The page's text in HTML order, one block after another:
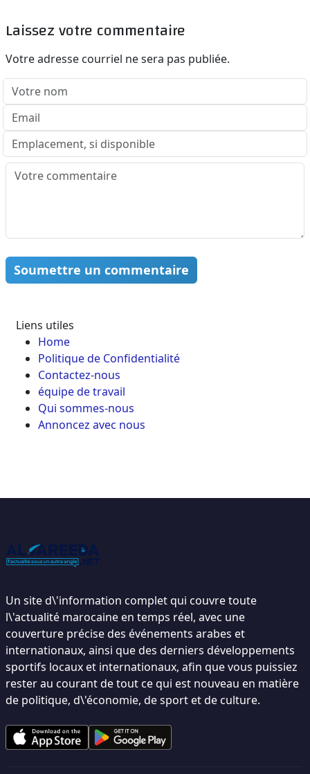
Laissez votre commentaire
Votre adresse courriel ne sera pas publiée.
Soumettre un commentaire
Liens utiles
Home
Politique de Confidentialité
Contactez-nous
équipe de travail
Qui sommes-nous
Annoncez avec nous
Un site d\'information complet qui couvre toute
l\'actualité marocaine en temps réel, avec une
couverture précise des événements arabes et
internationaux, ainsi que des derniers développements
sportifs locaux et internationaux, afin que vous puissiez
rester au courant de tout ce qui est nouveau en matière
de politique, d\'économie, de sport et de culture.